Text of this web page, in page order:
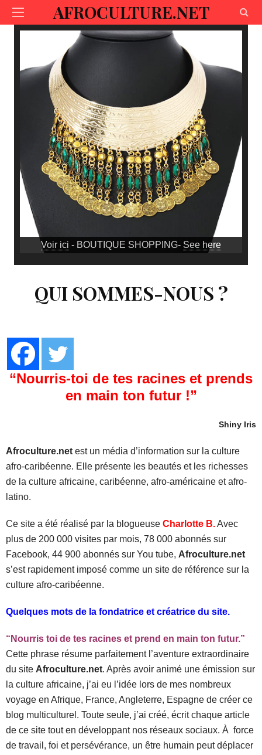
AFROCULTURE.NET
Voir ici - BOUTIQUE SHOPPING- See here
QUI SOMMES-NOUS ?
“Nourris-toi de tes racines et prends
en main ton futur !”
Shiny Iris
Afroculture.net est un média d’information sur la culture
afro-caribéenne. Elle présente les beautés et les richesses
de la culture africaine, caribéenne, afro-américaine et afro-
latino.
Ce site a été réalisé par la blogueuse Charlotte B.Avec
plus de 200 000 visites par mois, 78 000 abonnés sur
Facebook, 44 900 abonnés sur You tube, Afroculture.net
s’est rapidement imposé comme un site de référence sur la
culture afro-caribéenne.
Quelques mots de la fondatrice et créatrice du site.
“Nourris toi de tes racines et prend en main ton futur.”
Cette phrase résume parfaitement l’aventure extraordinaire
du site Afroculture.net. Après avoir animé une émission sur
la culture africaine, j’ai eu l’idée lors de mes nombreux
voyage en Afrique, France, Angleterre, Espagne de créer ce
blog multiculturel. Toute seule, j’ai créé, écrit chaque article
de ce site tout en développant nos réseaux sociaux. À force
de travail, foi et persévérance, un être humain peut déplacer